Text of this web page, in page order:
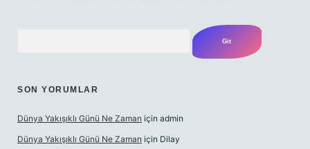
SON YORUMLAR
Dünya Yakışıklı Günü Ne Zaman için admin
Dünya Yakışıklı Günü Ne Zaman için Dilay